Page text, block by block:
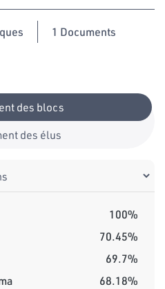
des blocs
des élus
100%
70.45%
69.7%
68.18%
1 Documents